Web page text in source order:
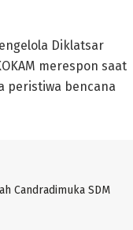
Diklatsar
merespon saat
peristiwa bencana
Candradimuka SDM